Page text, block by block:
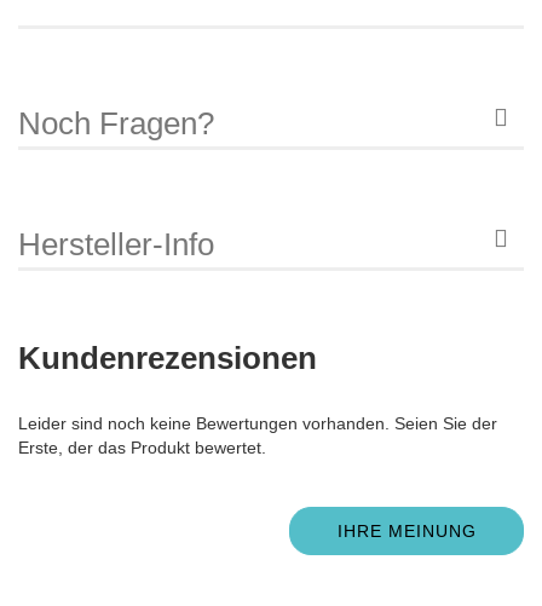
Noch Fragen?
Hersteller-Info
Kundenrezensionen
Leider sind noch keine Bewertungen vorhanden. Seien Sie der
Erste, der das Produkt bewertet.
IHRE MEINUNG